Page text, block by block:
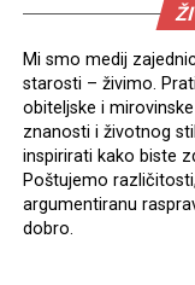
Mi smo medij
starosti – živimo.
obiteljske i
znanosti i životnog
inspirirati kako biste
Poštujemo
argumentiranu
dobro.